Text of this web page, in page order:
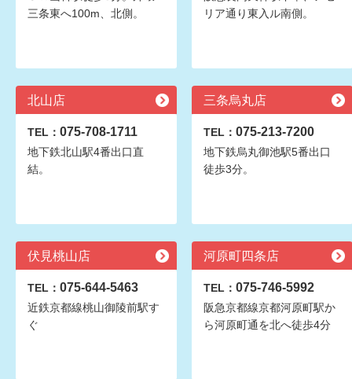
三条東へ100m、北側。
リア通り東入ル南側。
北山店
TEL： 075-708-1711
地下鉄北山駅4番出口直
結。
三条烏丸店
TEL： 075-213-7200
地下鉄烏丸御池駅5番出口
徒歩3分。
伏見桃山店
TEL： 075-644-5463
近鉄京都線桃山御陵前駅す
ぐ
河原町四条店
TEL： 075-746-5992
阪急京都線京都河原町駅か
ら河原町通を北へ徒歩4分